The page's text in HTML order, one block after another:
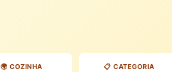
🌍 COZINHA 📋 CATEGORIA